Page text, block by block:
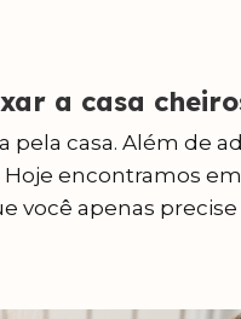
a casa
pela casa. Além de
encontramos
você apenas